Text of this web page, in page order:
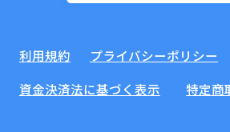
利用規約 プライバシーポリシー
資金決済法に基づく表示
特定商